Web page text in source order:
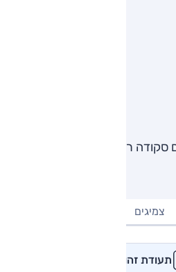
סקודה ראפיד
צמיגים
תעודת זהות